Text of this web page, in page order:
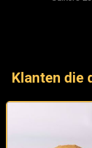
Klanten die